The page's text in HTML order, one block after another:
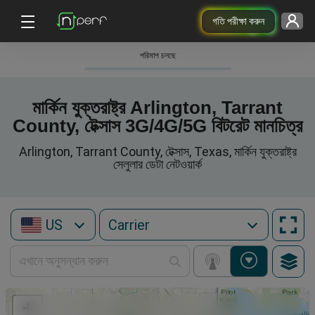
গতি পরীক্ষা করুন
পরিমাপ চলছে
মার্কিন যুক্তরাষ্ট্র Arlington, Tarrant
County, টেক্সাস 3G/4G/5G বিটরেট মানচিত্র
Arlington, Tarrant County, টেক্সাস, Texas, মার্কিন যুক্তরাষ্ট্র
সেলুলার ডেটা নেটওয়ার্ক
US